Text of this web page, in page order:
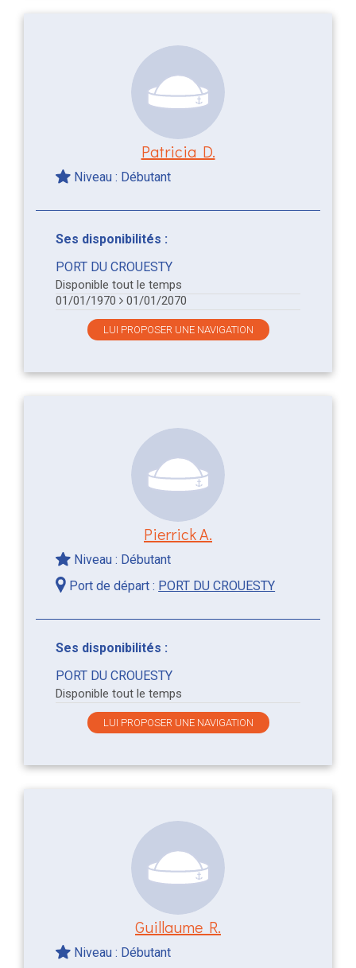
Patricia D.
Niveau : Débutant
Ses disponibilités :
PORT DU CROUESTY
Disponible tout le temps
01/01/1970
01/01/2070
LUI PROPOSER UNE NAVIGATION
Pierrick A.
Niveau : Débutant
Port de départ : PORT DU CROUESTY
Ses disponibilités :
PORT DU CROUESTY
Disponible tout le temps
LUI PROPOSER UNE NAVIGATION
Guillaume R.
Niveau : Débutant